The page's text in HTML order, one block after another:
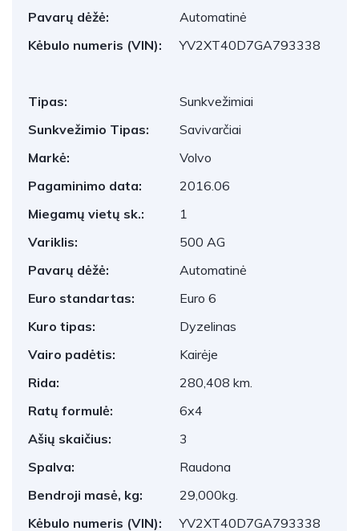
Pavarų dėžė:
Automatinė
Kėbulo numeris (VIN):
YV2XT40D7GA793338
Tipas:
Sunkvežimiai
Sunkvežimio Tipas:
Savivarčiai
Markė:
Volvo
Pagaminimo data:
2016.06
Miegamų vietų sk.:
1
Variklis:
500 AG
Pavarų dėžė:
Automatinė
Euro standartas:
Euro 6
Kuro tipas:
Dyzelinas
Vairo padėtis:
Kairėje
Rida:
280,408 km.
Ratų formulė:
6x4
Ašių skaičius:
3
Spalva:
Raudona
Bendroji masė, kg:
29,000kg.
Kėbulo numeris (VIN):
YV2XT40D7GA793338